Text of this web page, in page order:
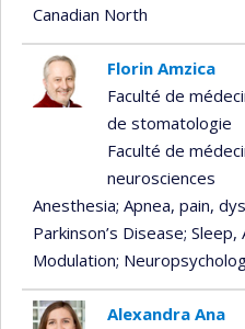
Canadian North
Florin Amzica
Faculté de
de stomatologie
Faculté de
neurosciences
Anesthesia; Apnea, pain,
Parkinson’s Disease; Sleep,
Modulation;
Alexandra Ana